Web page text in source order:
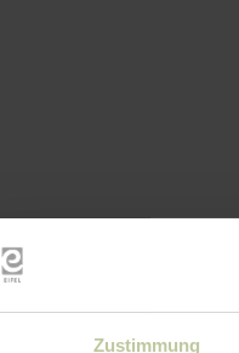
Zustimmung
Dezember